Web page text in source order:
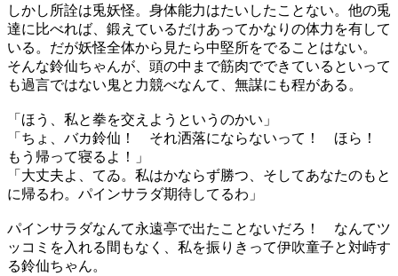
しかし所詮は兎妖怪。身体能力はたいしたことない。他の兎
達に比べれば、鍛えているだけあってかなりの体力を有して
いる。だが妖怪全体から見たら中堅所をでることはない。
そんな鈴仙ちゃんが、頭の中まで筋肉でできているといって
も過言ではない鬼と力競べなんて、無謀にも程がある。
「ほう、私と拳を交えようというのかい」
「ちょ、バカ鈴仙！ それ洒落にならないって！ ほら！
もう帰って寝るよ！」
「大丈夫よ、てゐ。私はかならず勝つ、そしてあなたのもと
に帰るわ。パインサラダ期待してるわ」
パインサラダなんて永遠亭で出たことないだろ！ なんてツ
ッコミを入れる間もなく、私を振りきって伊吹童子と対峙す
る鈴仙ちゃん。